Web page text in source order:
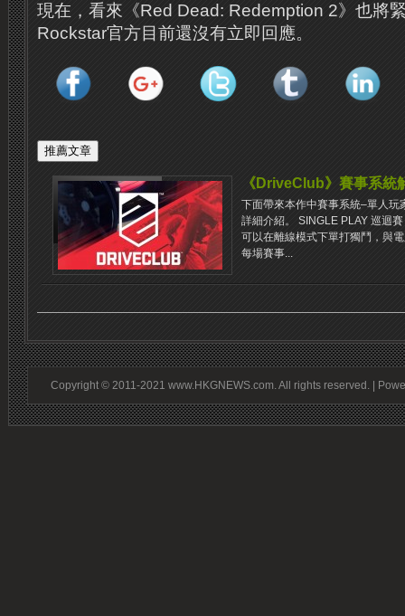
現在，看來《Red Dead: Redemption 2》也將
Rockstar官方目前還沒有立即回應。
《DriveClub》賽事系統
下面帶來本作中賽事系統–單人玩
詳細介紹。 SINGLE PLAY 巡迴
可以在離線模式下單打獨鬥，與
每場賽事...
Copyright © 2011-2021 www.HKGNEWS.com. All rights reserved. |